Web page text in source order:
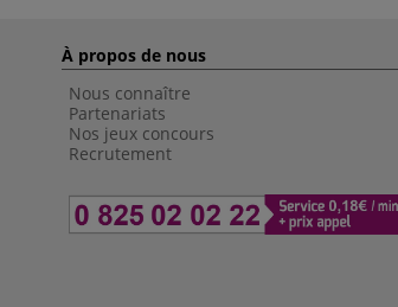
À propos de nous
Nous connaître
Partenariats
Nos jeux concours
Recrutement